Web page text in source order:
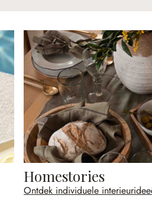
Homestories
Ontdek individuele